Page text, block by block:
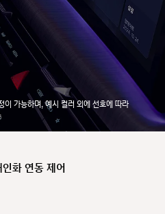
이 가능하며, 예시 컬러 외에 선호에 따라